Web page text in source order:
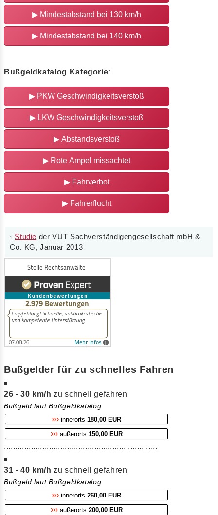
▶ Mindestabstand bei 130 km/h
▶ Mindestabstand bei 140 km/h
Bußgeldkatalog Kategorie:
▶ PKW Geschwindigkeitsverstoß
▶ LKW Geschwindigkeitsverstoß
▶ Abstandsverstoß
▶ Rote Ampel missachtet
▶Fahrverbot
▶Fahrerflucht
1 Studie der VUT Sachverständigengesellschaft mbH &
Co. KG, Januar 2013
Bußgelder für zu schnelles Fahren
26 - 30 km/h zu schnell gefahren
Bußgeld laut Bußgeldkatalog
››› innerorts 180,00 EUR
›››außerorts 150,00 EUR
....................................................................
31 - 40 km/h zu schnell gefahren
Bußgeld laut Bußgeldkatalog
››› innerorts 260,00 EUR
›››außerorts 200,00 EUR